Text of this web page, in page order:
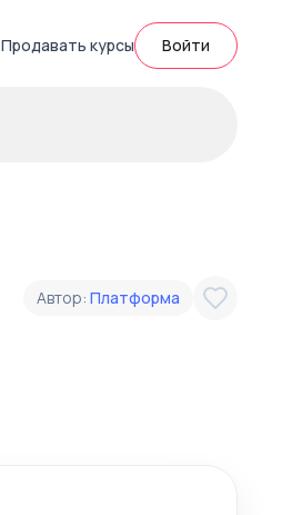
Продавать курсы Войти
Автор: Платформа